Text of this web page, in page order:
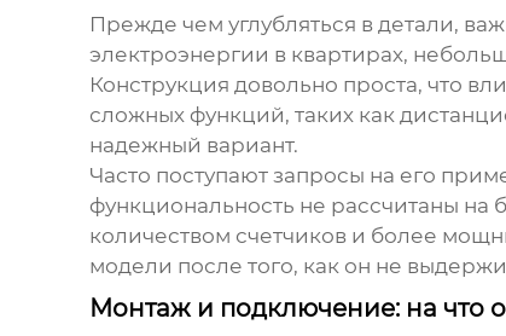
Прежде чем углубляться в детали,
электроэнергии в квартирах,
Конструкция довольно проста, что
сложных функций, таких как
надежный вариант.
Часто поступают запросы на его
функциональность не рассчитаны
количеством счетчиков и более
модели после того, как он не
Монтаж и подключение: на что